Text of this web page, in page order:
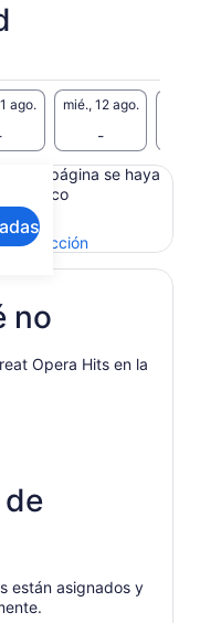
ago. mié., 12 ago.
-
esta página se haya
traducciónSe
no
Opera Hits en la
están asignados y